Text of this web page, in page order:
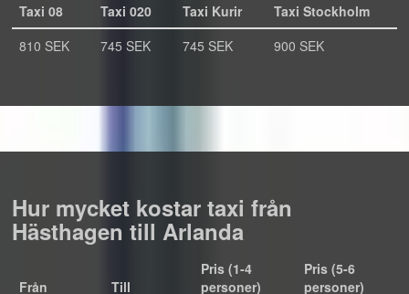
Taxi 08 Taxi 020 Taxi Kurir
Taxi Stockholm
810 SEK
745 SEK 745 SEK 900 SEK
Hur mycket kostar taxi från
Hästhagen till Arlanda
Från Till
Pris (1-4
personer)
Pris (5-6
personer)